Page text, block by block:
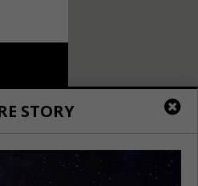
STORY
υλοποίηση
αυτοπαραγωγή (Net-
metering)
€215.00
16 ώρες